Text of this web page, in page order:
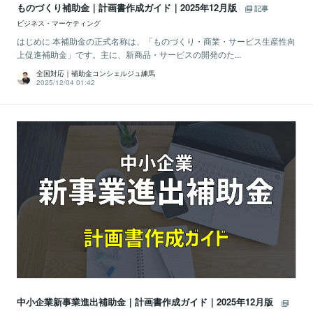
ものづくり補助金｜計画書作成ガイド｜2025年12月版
記事
ビジネス・マーケティング
はじめに 本補助金の正式名称は、「ものづくり・商業・サービス生産性向
上促進補助金」です。主に、新商品・サービスの開発のた...
全国対応｜補助金コンシェルジュ練馬
2025/12/04 01:42
中小企業新事業進出補助金｜計画書作成ガイド｜2025年12月版